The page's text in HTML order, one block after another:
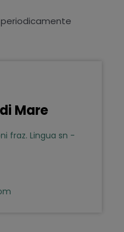
Mare
fraz. Lingua sn -